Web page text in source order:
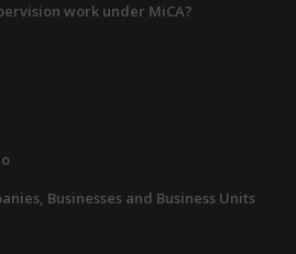
work under MiCA?
Businesses and Business Units